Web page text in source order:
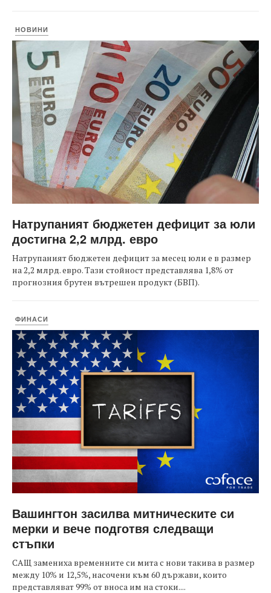
НОВИНИ
Натрупаният бюджетен дефицит за юли
достигна 2,2 млрд. евро
Натрупаният бюджетен дефицит за месец юли е в размер
на 2,2 млрд. евро. Тази стойност представлява 1,8% от
прогнозния брутен вътрешен продукт (БВП).
ФИНАСИ
Вашингтон засилва митническите си
мерки и вече подготвя следващи
стъпки
САЩ замениха временните си мита с нови такива в размер
между 10% и 12,5%, насочени към 60 държави, които
представляват 99% от вноса им на стоки....